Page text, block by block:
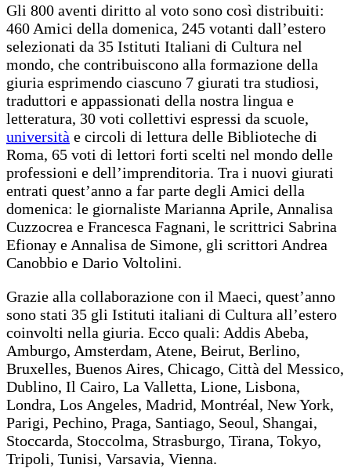
Gli 800 aventi diritto al voto sono così distribuiti:
460 Amici della domenica, 245 votanti dall’estero
selezionati da 35 Istituti Italiani di Cultura nel
mondo, che contribuiscono alla formazione della
giuria esprimendo ciascuno 7 giurati tra studiosi,
traduttori e appassionati della nostra lingua e
letteratura, 30 voti collettivi espressi da scuole,
università e circoli di lettura delle Biblioteche di
Roma, 65 voti di lettori forti scelti nel mondo delle
professioni e dell’imprenditoria. Tra i nuovi giurati
entrati quest’anno a far parte degli Amici della
domenica: le giornaliste Marianna Aprile, Annalisa
Cuzzocrea e Francesca Fagnani, le scrittrici Sabrina
Efionay e Annalisa de Simone, gli scrittori Andrea
Canobbio e Dario Voltolini.
Grazie alla collaborazione con il Maeci, quest’anno
sono stati 35 gli Istituti italiani di Cultura all’estero
coinvolti nella giuria. Ecco quali: Addis Abeba,
Amburgo, Amsterdam, Atene, Beirut, Berlino,
Bruxelles, Buenos Aires, Chicago, Città del Messico,
Dublino, Il Cairo, La Valletta, Lione, Lisbona,
Londra, Los Angeles, Madrid, Montréal, New York,
Parigi, Pechino, Praga, Santiago, Seoul, Shangai,
Stoccarda, Stoccolma, Strasburgo, Tirana, Tokyo,
Tripoli, Tunisi, Varsavia, Vienna.